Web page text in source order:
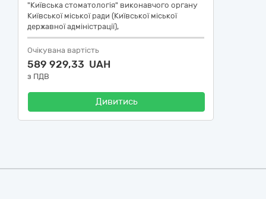
"Київська стоматологія" виконавчого органу
Київської міської ради (Київської міської
державної адміністрації),
Очікувана вартість
589 929,33 UAH
з ПДВ
Дивитись